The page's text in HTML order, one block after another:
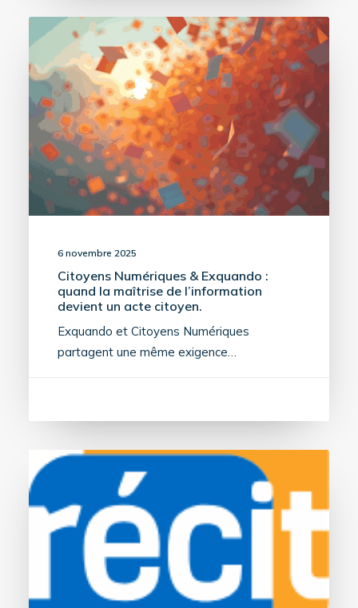
6 novembre 2025
Citoyens Numériques & Exquando :
quand la maîtrise de l’information
devient un acte citoyen.
Exquando et Citoyens Numériques
partagent une même exigence…